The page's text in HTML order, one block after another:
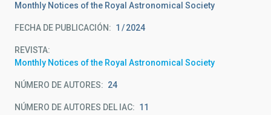
Monthly Notices of the Royal Astronomical Society
FECHA DE PUBLICACIÓN: 1 2024
REVISTA
Monthly Notices of the Royal Astronomical Society
NÚMERO DE AUTORES 24
NÚMERO DE AUTORES DEL IAC 11